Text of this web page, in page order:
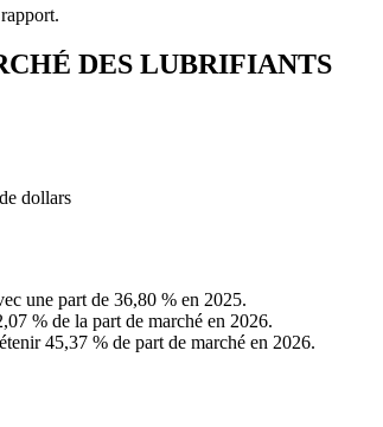
DES LUBRIFIANTS
dollars
une part de 36,80 % en 2025.
% de la part de marché en 2026.
45,37 % de part de marché en 2026.